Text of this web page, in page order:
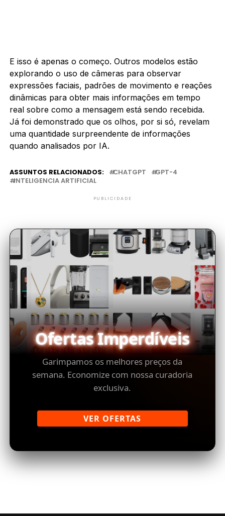
E isso é apenas o começo. Outros modelos estão
explorando o uso de câmeras para observar
expressões faciais, padrões de movimento e reações
dinâmicas para obter mais informações em tempo
real sobre como a mensagem está sendo recebida.
Já foi demonstrado que os olhos, por si só, revelam
uma quantidade surpreendente de informações
quando analisados por IA.
ASSUNTOS RELACIONADOS: CHATGPT
GPT-4
INTELIGENCIA ARTIFICIAL
PUBLICIDADE
Ofertas Imperdíveis
Garimpamos os melhores preços da
semana. Economize com nossa curadoria
exclusiva.
VER OFERTAS